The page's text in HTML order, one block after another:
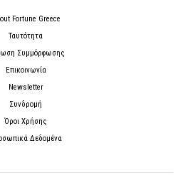
Fortune Greece
Ταυτότητα
Συμμόρφωσης
Επικοινωνία
Newsletter
Συνδρομή
Όροι Χρήσης
Δεδομένα